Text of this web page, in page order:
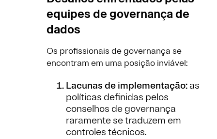
equipes de governança de
dados
Os profissionais de governança se
encontram em uma posição inviável:
Lacunas de implementação: as
políticas definidas pelos
conselhos de governança
raramente se traduzem em
controles técnicos.